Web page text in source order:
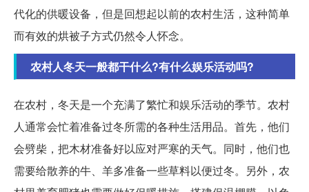
代化的供暖设备，但是回想起以前的农村生活，这种简单
而有效的烘被子方式仍然令人怀念。
农村人冬天一般都干什么?有什么娱乐活动吗?
在农村，冬天是一个充满了繁忙和娱乐活动的季节。农村
人通常会忙着准备过冬所需的各种生活用品。首先，他们
会劈柴，把木材准备好以应对严寒的天气。同时，他们也
需要给散养的牛、羊多准备一些草料以便过冬。另外，农